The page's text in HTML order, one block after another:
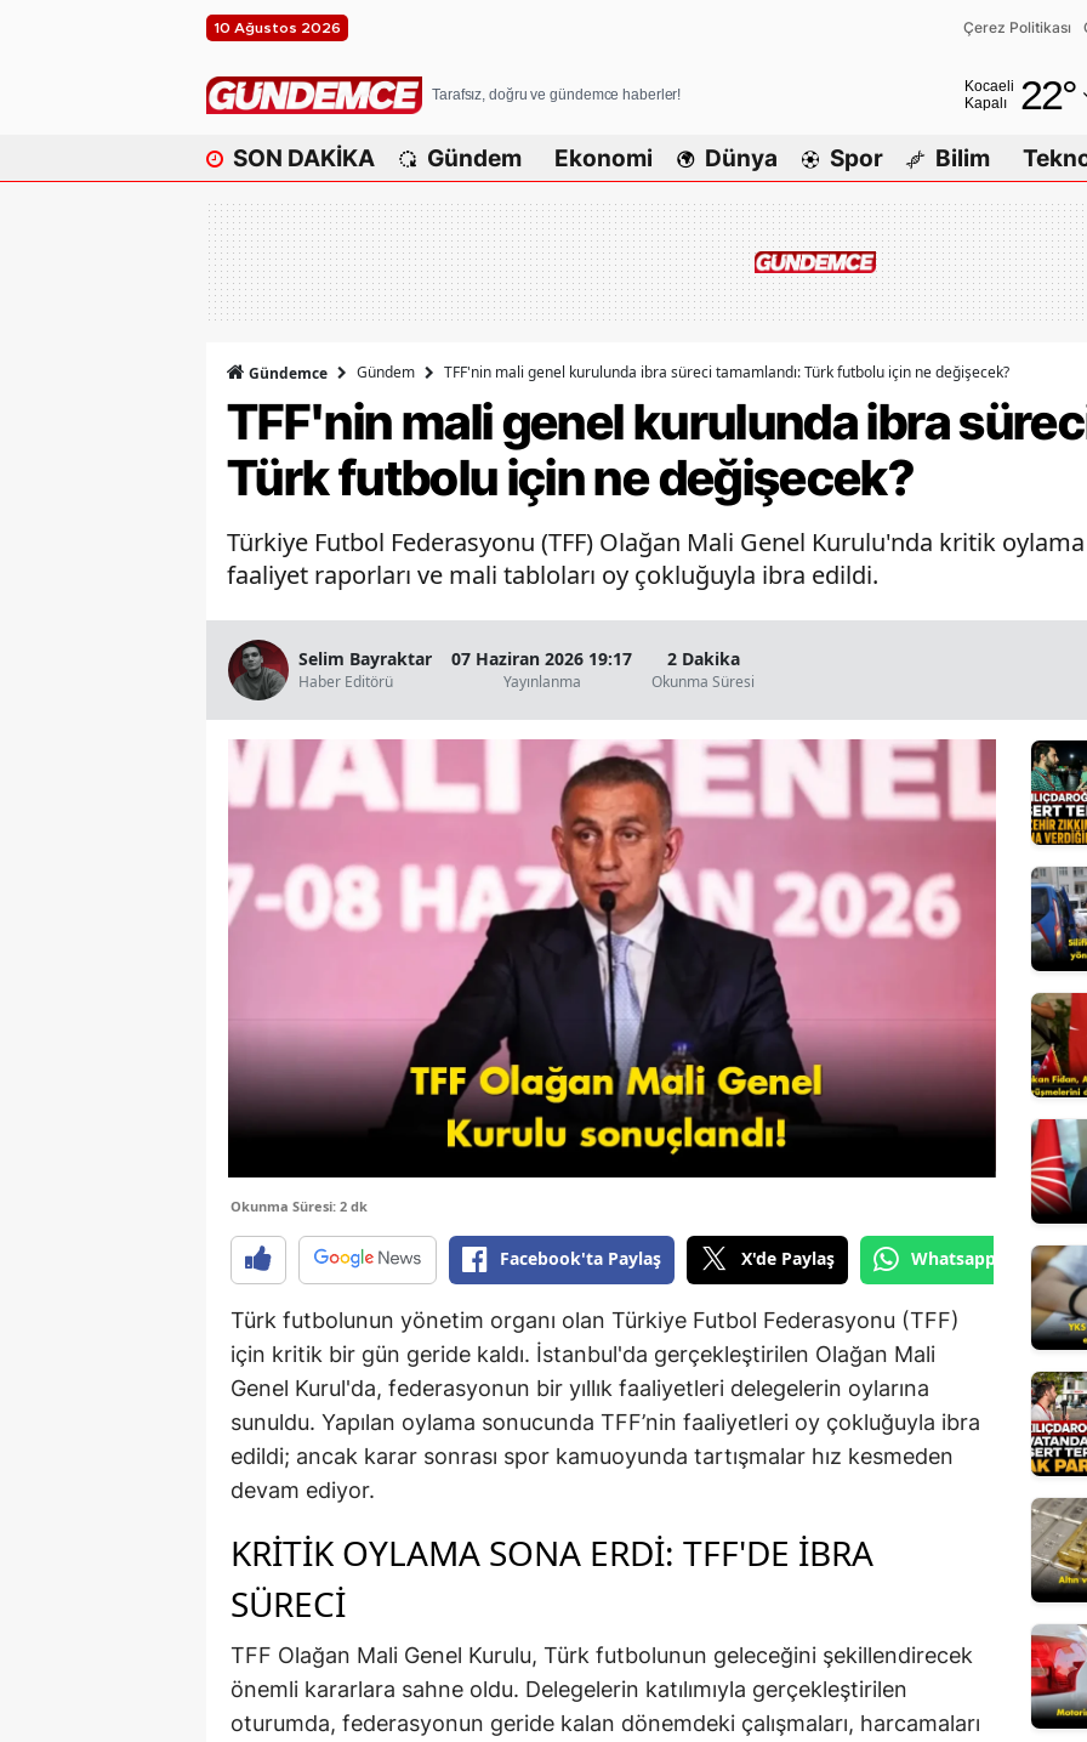
10 Ağustos 2026 Çerez Politikası
Tarafsız, doğru ve gündemce haberler!
Kocaeli
Kapalı
22°
Ağrı
Amasya
Ankara
Antalya
Artvin
Bingöl
Bolu
Burdur
Bursa
Çanakkale
Çankırı
Çorum
Denizli
Diyarbakır
Edirne
Elazığ
Erzincan
Erzurum
Eskişehir
Gaziantep
Giresun
Gümüşhane
Hakkari
Hatay
Mersin
İstanbul
SON DAKİKA Gündem Ekonomi Dünya Spor Bilim
Gündemce Gündem TFF'nin mali genel kurulunda ibra süreci tamamlandı: Türk futbolu için ne değişecek?
TFF'nin mali genel kurulunda ibra
Türk futbolu için ne değişecek?
Türkiye Futbol Federasyonu (TFF) Olağan Mali Genel Kurulu'nda kritik
faaliyet raporları ve mali tabloları oy çokluğuyla ibra edildi.
Selim Bayraktar
Haber Editörü
07 Haziran 2026 19:17
Yayınlanma
2 Dakika
Okunma Süresi
Okunma Süresi: 2 dk
Facebook'ta Paylaş X'de Paylaş Whatsapp'tan
Türk futbolunun yönetim organı olan Türkiye Futbol Federasyonu (TFF)
için kritik bir gün geride kaldı. İstanbul'da gerçekleştirilen Olağan Mali
Genel Kurul'da, federasyonun bir yıllık faaliyetleri delegelerin oylarına
sunuldu. Yapılan oylama sonucunda TFF’nin faaliyetleri oy çokluğuyla ibra
edildi; ancak karar sonrası spor kamuoyunda tartışmalar hız kesmeden
devam ediyor.
KRİTİK OYLAMA SONA ERDİ: TFF'DE İBRA
SÜRECİ
TFF Olağan Mali Genel Kurulu, Türk futbolunun geleceğini şekillendirecek
önemli kararlara sahne oldu. Delegelerin katılımıyla gerçekleştirilen
oturumda, federasyonun geride kalan dönemdeki çalışmaları, harcamaları